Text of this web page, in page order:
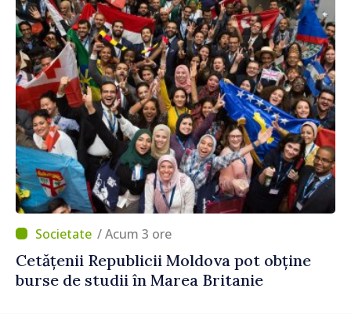
/ Acum 3 ore
Cetățenii Republicii Moldova pot obține
burse de studii în Marea Britanie